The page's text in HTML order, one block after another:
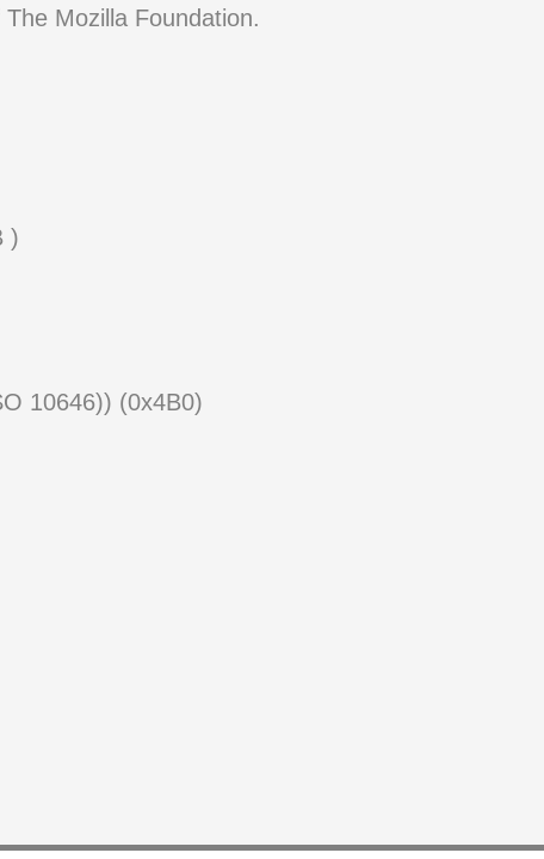
Mozilla Foundation.
)
10646)) (0x4B0)